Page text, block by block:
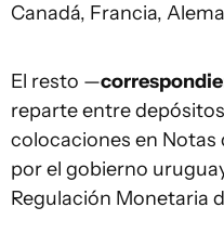
Canadá, Francia,
El resto —
reparte entre
colocaciones en Notas
por el gobierno
Regulación Monetaria